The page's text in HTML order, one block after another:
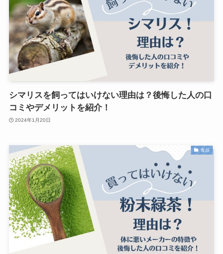
シマリスを飼ってはいけない理由は？後悔した人の口
コミやデメリットを紹介！
2024年1月20日
食品